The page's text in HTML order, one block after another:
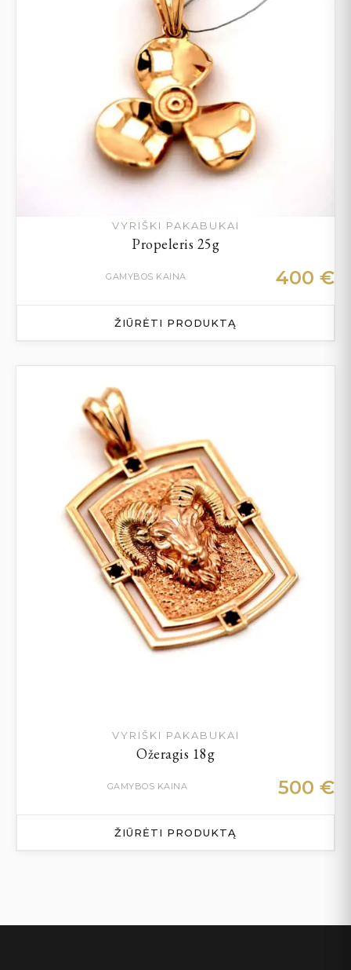
VYRIŠKI PAKABUKAI
Propeleris 25g
GAMYBOS KAINA 400 €
ŽIŪRĖTI PRODUKTĄ
VYRIŠKI PAKABUKAI
Ožeragis 18g
GAMYBOS KAINA 500 €
ŽIŪRĖTI PRODUKTĄ